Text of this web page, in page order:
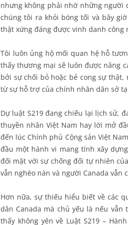
nhưng không phải nhờ những người
chúng tôi ra khỏi bóng tối và bây
thật xứng đáng được vinh danh công
Tôi luôn ủng hộ mối quan hệ hỗ
thấy thương mại sẽ luôn được nâng
bởi sự chối bỏ hoặc bẻ cong sự
từ sự hỗ trợ của chính nhân dân sở
Dự luật S219 đang chiếu lại lịch sử,
thuyền nhân Việt Nam hay lời mở
đến lúc Chính phủ Cộng sản Việt
đầu một hành vi mang tính xây
đối mặt với sự chống đối tự nhiên
vẫn nghèo nàn và người Canada vẫn
Hơn nữa, sự thiếu hiểu biết về các
dân Canada mà chủ yếu là nếu
thấy không yên về Luật S219 –